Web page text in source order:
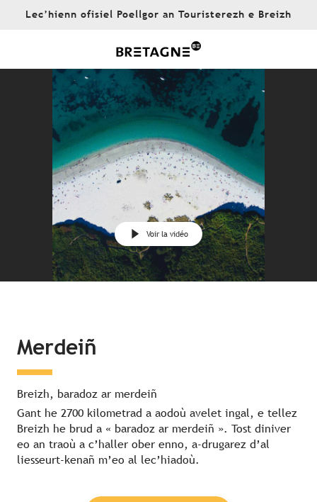
Lec’hienn ofisiel Poellgor an Touristerezh e Breizh
Voir la vidéo
Merdeiñ
Breizh, baradoz ar merdeiñ
Gant he 2700 kilometrad a aodoù avelet ingal, e tellez
Breizh he brud a « baradoz ar merdeiñ ». Tost diniver
eo an traoù a c’haller ober enno, a-drugarez d’al
liesseurt-kenañ m’eo al lec’hiadoù.